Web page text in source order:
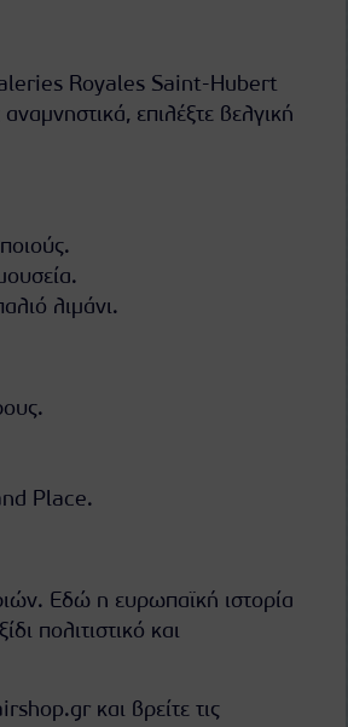
Royales Saint-Hubert
επιλέξτε βελγική
λιμάνι.
Place.
Εδώ η ευρωπαϊκή ιστορία
πολιτιστικό και
και βρείτε τις